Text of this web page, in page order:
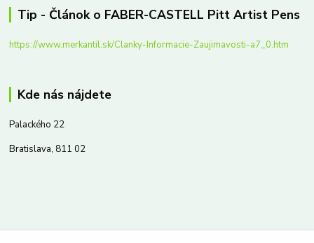
Tip - Článok o FABER-CASTELL Pitt Artist Pens
https://www.merkantil.sk/Clanky-Informacie-Zaujimavosti-a7_0.htm
Kde nás nájdete
Palackého 22
Bratislava, 811 02